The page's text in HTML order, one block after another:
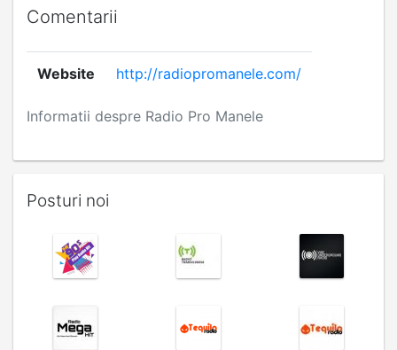
Comentarii
Informatii despre Radio Pro Manele
Website http://radiopromanele.com/
Posturi noi